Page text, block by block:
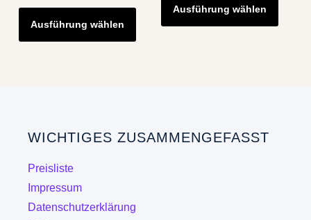
Ausführung wählen
Dieses
Produkt
weist
Optionen
Ausführung wählen
weist
WICHTIGES ZUSAMMENGEFASST
Preisliste
Impressum
Datenschutzerklärung